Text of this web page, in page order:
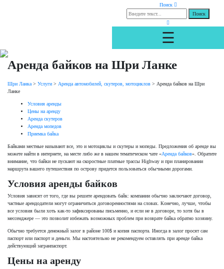
Поиск
☰
Аренда байков на Шри Ланке
Шри Ланка > Услуги > Аренда автомобилей, скутеров, мотоциклов > Аренда байков на Шри
Ланке
Условия аренды
Цены на аренду
Аренда скутеров
Аренда мопедов
Приемка байка
Байками местные называют все, это и мотоциклы и скутеры и мопеды. Предложения об аренде вы
можете найти в интернете, на месте либо же в нашем тематическом чате «Аренда байков». Обратите
внимание, что байки не пускают на скоростные платные трассы Highway и при планировании
маршрута вашего путешествия по острову придется пользоваться обычными дорогами.
Условия аренды байков
Условия зависят от того, где вы решите арендовать байк: компании обычно заключают договор,
частные арендодатели могут ограничиться договоренностями на словах. Конечно, лучше, чтобы
все условия были хоть как-то зафиксированы письменно, и если не в договоре, то хотя бы в
мессенджере — это позволит избежать возможных проблем при возврате байка обратно хозяину.
Обычно требуется денежный залог в районе 100$ и копия паспорта. Иногда в залог просят сам
паспорт или паспорт и деньги. Мы настоятельно не рекомендуем оставлять при аренде байка
действующий загранпаспорт.
Цены на аренду